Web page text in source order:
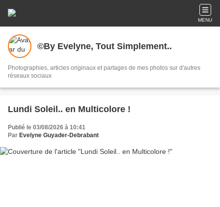
MENU
©By Evelyne, Tout Simplement..
Photographies, articles originaux et partages de mes photos sur d'autres
réseaux sociaux
Lundi Soleil.. en Multicolore !
Publié le 03/08/2026 à 10:41
Par Evelyne Guyader-Debrabant